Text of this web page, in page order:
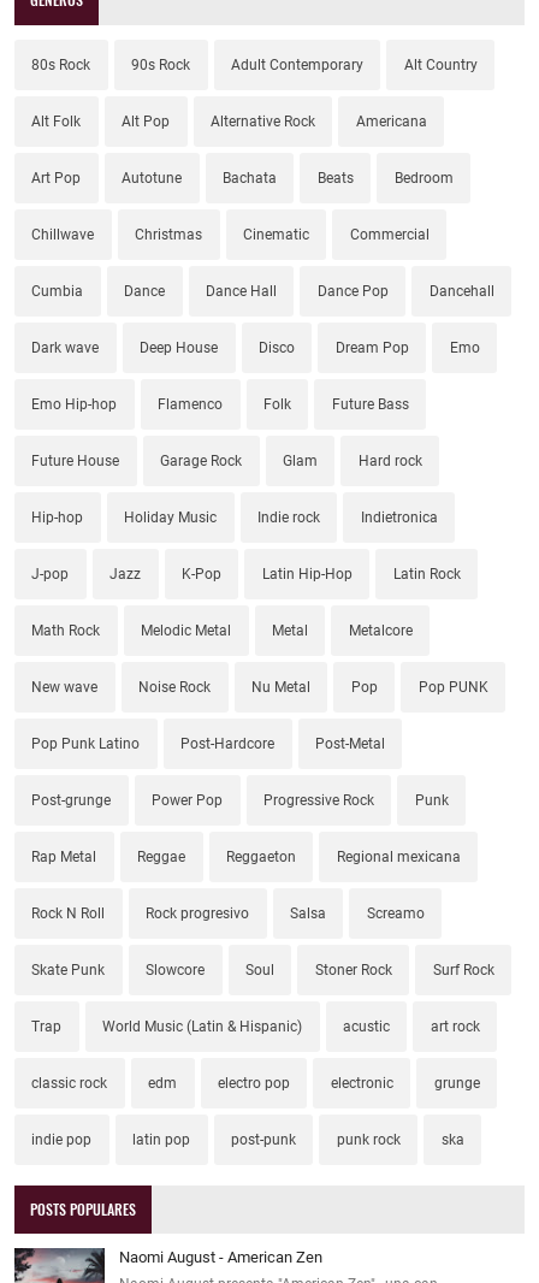
80s Rock 90s Rock Adult Contemporary Alt Country
Alt Folk Alt Pop Alternative Rock Americana
Art Pop Autotune Bachata Beats Bedroom
Chillwave Christmas Cinematic Commercial
Cumbia Dance Dance Hall Dance Pop Dancehall
Dark wave Deep House Disco Dream Pop Emo
Emo Hip-hop Flamenco Folk Future Bass
Future House Garage Rock Glam Hard rock
Hip-hop Holiday Music Indie rock Indietronica
J-pop Jazz K-Pop Latin Hip-Hop Latin Rock
Math Rock Melodic Metal Metal Metalcore
New wave Noise Rock Nu Metal Pop Pop PUNK
Pop Punk Latino Post-Hardcore Post-Metal
Post-grunge Power Pop Progressive Rock Punk
Rap Metal Reggae Reggaeton Regional mexicana
Rock N Roll Rock progresivo Salsa Screamo
Skate Punk Slowcore Soul Stoner Rock Surf Rock
Trap World Music (Latin & Hispanic) acustic art rock
classic rock edm electro pop electronic grunge
indie pop latin pop post-punk punk rock ska
POSTS POPULARES
Naomi August - American Zen